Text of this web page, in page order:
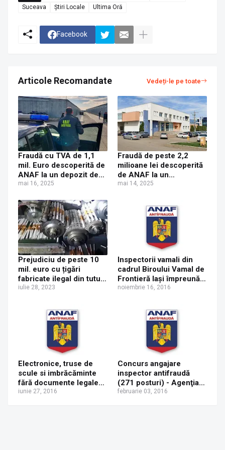
Suceava Știri Locale Ultima Oră
Facebook
Articole Recomandate Vedeți-le pe toate
Fraudă cu TVA de 1,1
mil. Euro descoperită de
ANAF la un depozit de
materiale de construcții
mai 16, 2025
Fraudă de peste 2,2
milioane lei descoperită
de ANAF la un
dezvoltator imobiliar din
mai 14, 2025
Prejudiciu de peste 10
mil. euro cu țigări
fabricate ilegal din tutun
rusesc, depistat de
Antifraudă Suceava
iulie 28, 2023
Inspectorii vamali din
cadrul Biroului Vamal de
Frontieră Iaşi împreună
cu inspectorii antifraudă
Suceava au reţinut în
vederea confiscării o
cantitate de 17.442,1 kg
îmbrăcăminte uzată, în
valoare totală de
25.726,05 EUR
(115.785,23 lei)
noiembrie 16, 2016
Electronice, truse de
scule si imbrăcăminte
fără documente legale
de provenientă
iunie 27, 2016
Concurs angajare
inspector antifraudă
(271 posturi) - Agenţia
Naţională de
februarie 03, 2016